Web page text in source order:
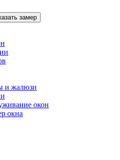
замер
и жалюзи
окон
окна